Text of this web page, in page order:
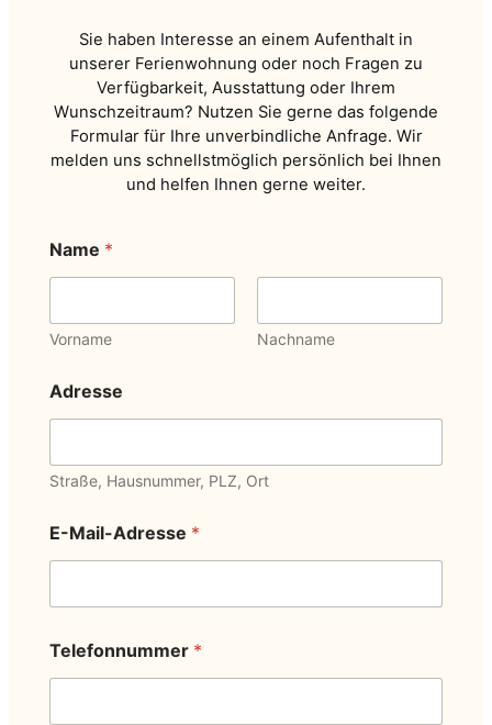
Sie haben Interesse an einem Aufenthalt in
unserer Ferienwohnung oder noch Fragen zu
Verfügbarkeit, Ausstattung oder Ihrem
Wunschzeitraum? Nutzen Sie gerne das folgende
Formular für Ihre unverbindliche Anfrage. Wir
melden uns schnellstmöglich persönlich bei Ihnen
und helfen Ihnen gerne weiter.
Mail-
Adresse
Name *
Vorname Nachname
Adresse
Straße, Hausnummer, PLZ, Ort
E-Mail-Adresse *
Telefonnummer *